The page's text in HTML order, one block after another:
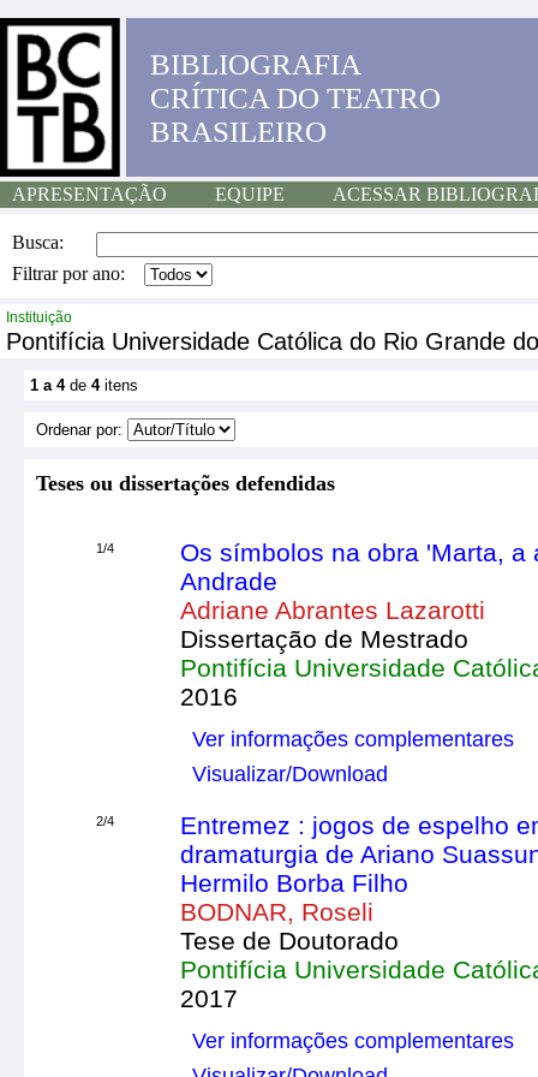
BIBLIOGRAFIA
CRÍTICA DO TEATRO
BRASILEIRO
APRESENTAÇÃO EQUIPE ACESSAR
Busca:
Filtrar por ano:
Instituição
Pontifícia Universidade Católica do Rio Grande
1 a 4de 4itens
Ordenar por:
Teses ou dissertações defendidas
1/4
Os símbolos na obra 'Marta,
Andrade
Adriane Abrantes Lazarotti
Dissertação de Mestrado
Pontifícia Universidade
2016
Ver informações complementares
Visualizar/Download
2/4
Entremez : jogos de espelho
dramaturgia de Ariano
Hermilo Borba Filho
BODNAR, Roseli
Tese de Doutorado
Pontifícia Universidade
2017
Ver informações complementares